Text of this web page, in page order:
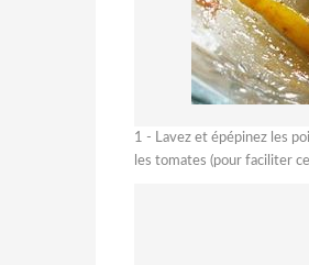
1 - Lavez et épépinez les
les tomates (pour faciliter